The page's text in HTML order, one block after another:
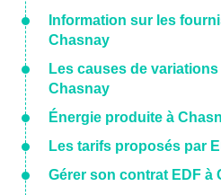
Information sur les
Chasnay
Les causes de
Chasnay
Énergie produite à
Les tarifs proposés par
Gérer son contrat EDF à